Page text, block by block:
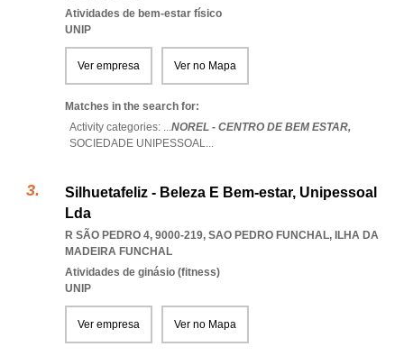
Atividades de bem-estar físico
UNIP
Ver empresa Ver no Mapa
Matches in the search for:
Activity categories: ...NOREL - CENTRO DE BEM ESTAR,
SOCIEDADE UNIPESSOAL...
Silhuetafeliz - Beleza E Bem-estar, Unipessoal
Lda
R SÃO PEDRO 4, 9000-219, SAO PEDRO FUNCHAL, ILHA DA
MADEIRA FUNCHAL
Atividades de ginásio (fitness)
UNIP
Ver empresa Ver no Mapa